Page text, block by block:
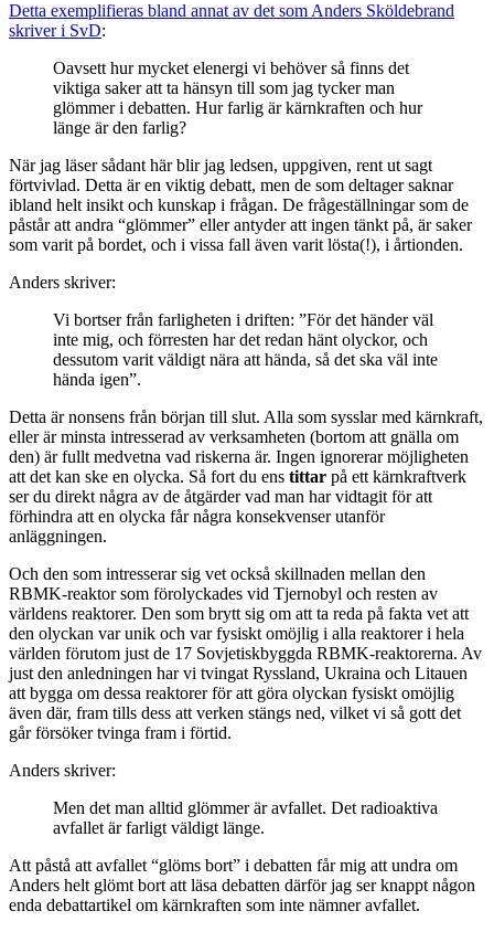
Detta exemplifieras bland annat av det som Anders Sköldebrand
skriver i SvD:
Oavsett hur mycket elenergi vi behöver så finns det
viktiga saker att ta hänsyn till som jag tycker man
glömmer i debatten. Hur farlig är kärnkraften och hur
länge är den farlig?
När jag läser sådant här blir jag ledsen, uppgiven, rent ut sagt
förtvivlad. Detta är en viktig debatt, men de som deltager saknar
ibland helt insikt och kunskap i frågan. De frågeställningar som de
påstår att andra “glömmer” eller antyder att ingen tänkt på, är saker
som varit på bordet, och i vissa fall även varit lösta(!), i årtionden.
Anders skriver:
Vi bortser från farligheten i driften: ”För det händer väl
inte mig, och förresten har det redan hänt olyckor, och
dessutom varit väldigt nära att hända, så det ska väl inte
hända igen”.
Detta är nonsens från början till slut. Alla som sysslar med kärnkraft,
eller är minsta intresserad av verksamheten (bortom att gnälla om
den) är fullt medvetna vad riskerna är. Ingen ignorerar möjligheten
att det kan ske en olycka. Så fort du ens tittar på ett kärnkraftverk
ser du direkt några av de åtgärder vad man har vidtagit för att
förhindra att en olycka får några konsekvenser utanför
anläggningen.
Och den som intresserar sig vet också skillnaden mellan den
RBMK-reaktor som förolyckades vid Tjernobyl och resten av
världens reaktorer. Den som brytt sig om att ta reda på fakta vet att
den olyckan var unik och var fysiskt omöjlig i alla reaktorer i hela
världen förutom just de 17 Sovjetiskbyggda RBMK-reaktorerna. Av
just den anledningen har vi tvingat Ryssland, Ukraina och Litauen
att bygga om dessa reaktorer för att göra olyckan fysiskt omöjlig
även där, fram tills dess att verken stängs ned, vilket vi så gott det
går försöker tvinga fram i förtid.
Anders skriver:
Men det man alltid glömmer är avfallet. Det radioaktiva
avfallet är farligt väldigt länge.
Att påstå att avfallet “glöms bort” i debatten får mig att undra om
Anders helt glömt bort att läsa debatten därför jag ser knappt någon
enda debattartikel om kärnkraften som inte nämner avfallet.